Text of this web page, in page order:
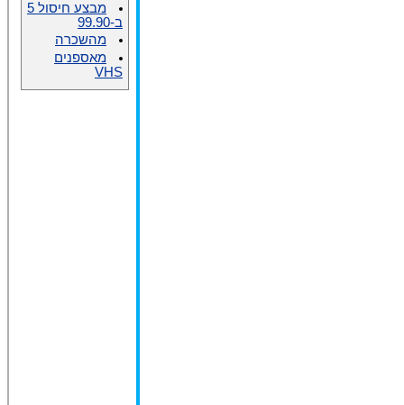
מבצע חיסול 5
ב-99.90
מהשכרה
מאספנים
VHS